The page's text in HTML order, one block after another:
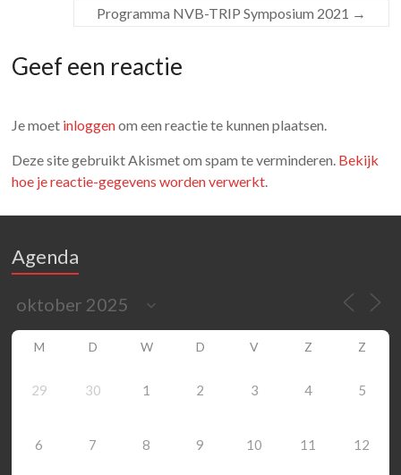
Programma NVB-TRIP Symposium 2021 →
Geef een reactie
Je moet inloggenom een reactie te kunnen plaatsen.
Deze site gebruikt Akismet om spam te verminderen. Bekijk
hoe je reactie-gegevens worden verwerkt.
Agenda
M D W D V Z Z
29 30 1 2 3 4 5
6 7 8 9 10 11 12